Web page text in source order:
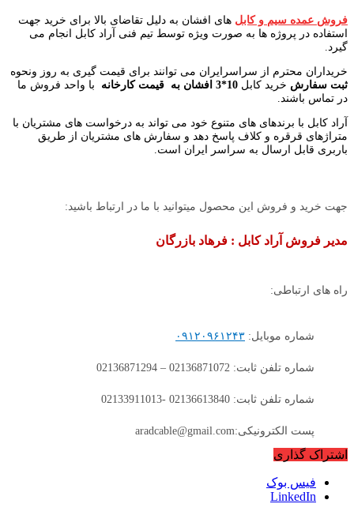
فروش عمده سیم و کابل های افشان به دلیل تقاضای بالا برای خرید جهت
استفاده در پروژه ها به صورت ویژه توسط تیم فنی آراد کابل انجام می
گیرد.
خریداران محترم از سراسرایران می توانند برای قیمت گیری به روز ونحوه
ثبت سفارش خرید کابل 10*3 افشان به قیمت کارخانه
با واحد فروش ما
در تماس باشند.
آراد کابل با برندهای های متنوع خود می تواند به درخواست های مشتریان با
متراژهای قرقره و کلاف پاسخ دهد و سفارش های مشتریان از طریق
باربری قابل ارسال به سراسر ایران است.
جهت خرید و فروش این محصول میتوانید با ما در ارتباط باشید:
مدیر فروش آراد کابل : فرهاد بازرگان
راه های ارتباطی:
شماره موبایل: ۰۹۱۲۰۹۶۱۲۴۳
شماره تلفن ثابت: 02136871072 – 02136871294
شماره تلفن ثابت: 02136613840 -02133911013
پست الکترونیکی:aradcable@gmail.com
اشتراک گذاری
فیس بوک
LinkedIn